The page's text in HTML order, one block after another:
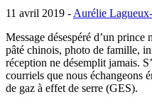
11 avril 2019 - Aurélie
Message désespéré d’un prince
pâté chinois, photo de famille,
réception ne désemplit jamais.
courriels que nous échangeons
de gaz à effet de serre (GES).